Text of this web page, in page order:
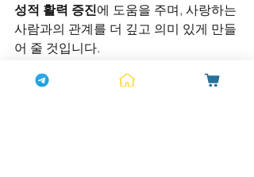
성적 활력 증진에 도움을 주며, 사랑하는
사람과의 관계를 더 깊고 의미 있게 만들
어 줄 것입니다.
팔팔정 100mg 가격을 찾는 분들이 많지